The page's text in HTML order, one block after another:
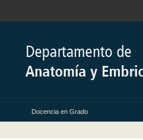
Docencia en Grado